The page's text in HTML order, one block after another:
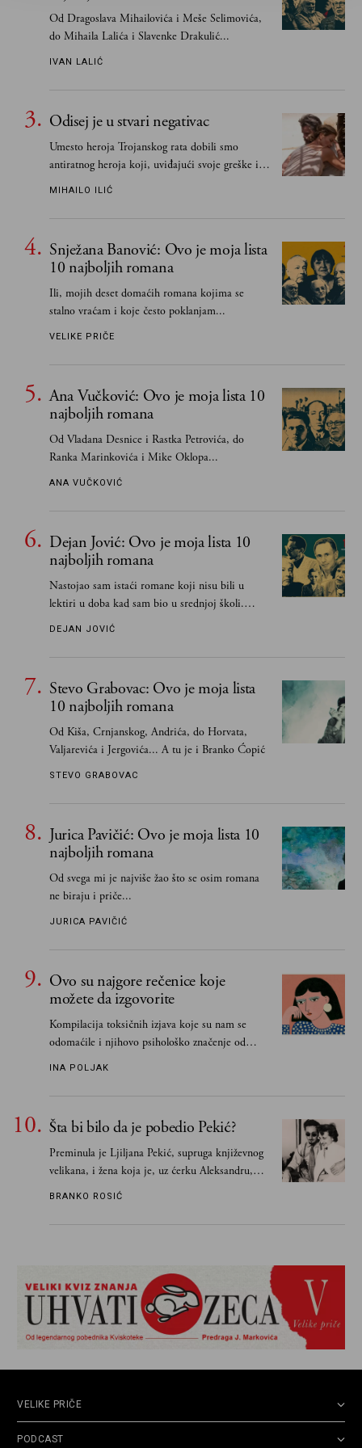
Od Dragoslava Mihailovića i Meše Selimovića,
do Mihaila Lalića i Slavenke Drakulić...
IVAN LALIĆ
Odisej je u stvari negativac
Umesto heroja Trojanskog rata dobili smo
antiratnog heroja koji, uviđajući svoje greške i
učeći na njima, shvata da postoje stvari koje su
MIHAILO ILIĆ
Snježana Banović: Ovo je moja lista
10 najboljih romana
Ili, mojih deset domaćih romana kojima se
stalno vraćam i koje često poklanjam...
VELIKE PRIČE
Ana Vučković: Ovo je moja lista 10
najboljih romana
Od Vladana Desnice i Rastka Petrovića, do
Ranka Marinkovića i Mike Oklopa...
ANA VUČKOVIĆ
Dejan Jović: Ovo je moja lista 10
najboljih romana
Nastojao sam istaći romane koji nisu bili u
lektiri u doba kad sam bio u srednjoj školi.
Smatrao sam da su "klasici" već dovoljno
DEJAN JOVIĆ
Stevo Grabovac: Ovo je moja lista
10 najboljih romana
Od Kiša, Crnjanskog, Andrića, do Horvata,
Valjarevića i Jergovića... A tu je i Branko Ćopić
STEVO GRABOVAC
Jurica Pavičić: Ovo je moja lista 10
najboljih romana
Od svega mi je najviše žao što se osim romana
ne biraju i priče...
JURICA PAVIČIĆ
Ovo su najgore rečenice koje
možete da izgovorite
Kompilacija toksičnih izjava koje su nam se
odomaćile i njihovo psihološko značenje od
INA POLJAK
Šta bi bilo da je pobedio Pekić?
Preminula je Ljiljana Pekić, supruga književnog
velikana, i žena koja je, uz ćerku Aleksandru,
vodila računa o zaostavštini pisca. Ovu priču o
BRANKO ROSIĆ
VELIKE PRIČE
PODCAST